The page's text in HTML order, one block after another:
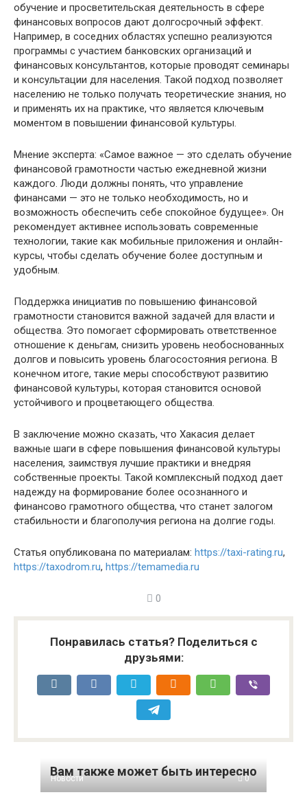
обучение и просветительская деятельность в сфере
финансовых вопросов дают долгосрочный эффект.
Например, в соседних областях успешно реализуются
программы с участием банковских организаций и
финансовых консультантов, которые проводят семинары
и консультации для населения. Такой подход позволяет
населению не только получать теоретические знания, но
и применять их на практике, что является ключевым
моментом в повышении финансовой культуры.
Мнение эксперта: «Самое важное — это сделать обучение
финансовой грамотности частью ежедневной жизни
каждого. Люди должны понять, что управление
финансами — это не только необходимость, но и
возможность обеспечить себе спокойное будущее». Он
рекомендует активнее использовать современные
технологии, такие как мобильные приложения и онлайн-
курсы, чтобы сделать обучение более доступным и
удобным.
Поддержка инициатив по повышению финансовой
грамотности становится важной задачей для власти и
общества. Это помогает сформировать ответственное
отношение к деньгам, снизить уровень необоснованных
долгов и повысить уровень благосостояния региона. В
конечном итоге, такие меры способствуют развитию
финансовой культуры, которая становится основой
устойчивого и процветающего общества.
В заключение можно сказать, что Хакасия делает
важные шаги в сфере повышения финансовой культуры
населения, заимствуя лучшие практики и внедряя
собственные проекты. Такой комплексный подход дает
надежду на формирование более осознанного и
финансово грамотного общества, что станет залогом
стабильности и благополучия региона на долгие годы.
Статья опубликована по материалам: https://taxi-rating.ru,
https://taxodrom.ru, https://temamedia.ru
0
Понравилась статья? Поделиться с
друзьями:
Вам также может быть интересно
Новости 0